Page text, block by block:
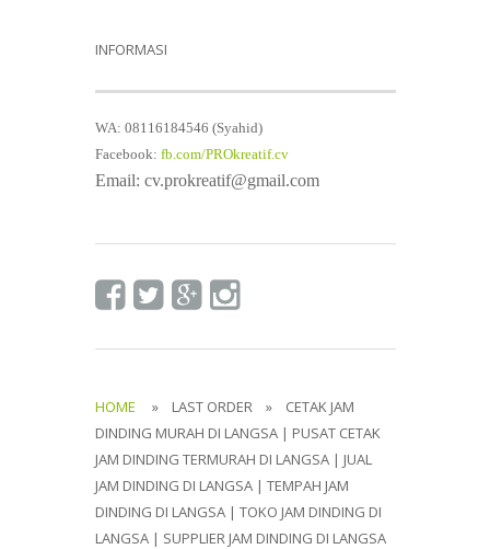
INFORMASI
WA: 08116184546 (Syahid)
Facebook: fb.com/PROkreatif.cv
Email: cv.prokreatif@gmail.com
HOME » LAST ORDER » CETAK JAM
DINDING MURAH DI LANGSA | PUSAT CETAK
JAM DINDING TERMURAH DI LANGSA | JUAL
JAM DINDING DI LANGSA | TEMPAH JAM
DINDING DI LANGSA | TOKO JAM DINDING DI
LANGSA | SUPPLIER JAM DINDING DI LANGSA